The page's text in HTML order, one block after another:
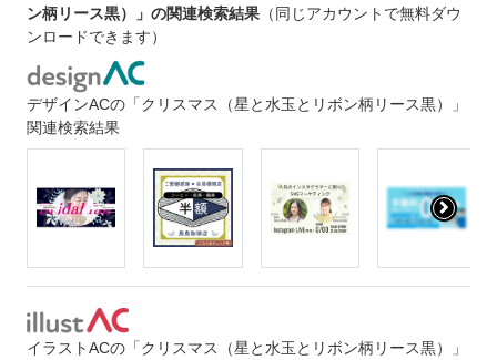
ン柄リース黒）」の関連検索結果 （同じアカウントで無料ダウ
ンロードできます）
デザインACの「クリスマス（星と水玉とリボン柄リース黒）」
関連検索結果
イラストACの「クリスマス（星と水玉とリボン柄リース黒）」